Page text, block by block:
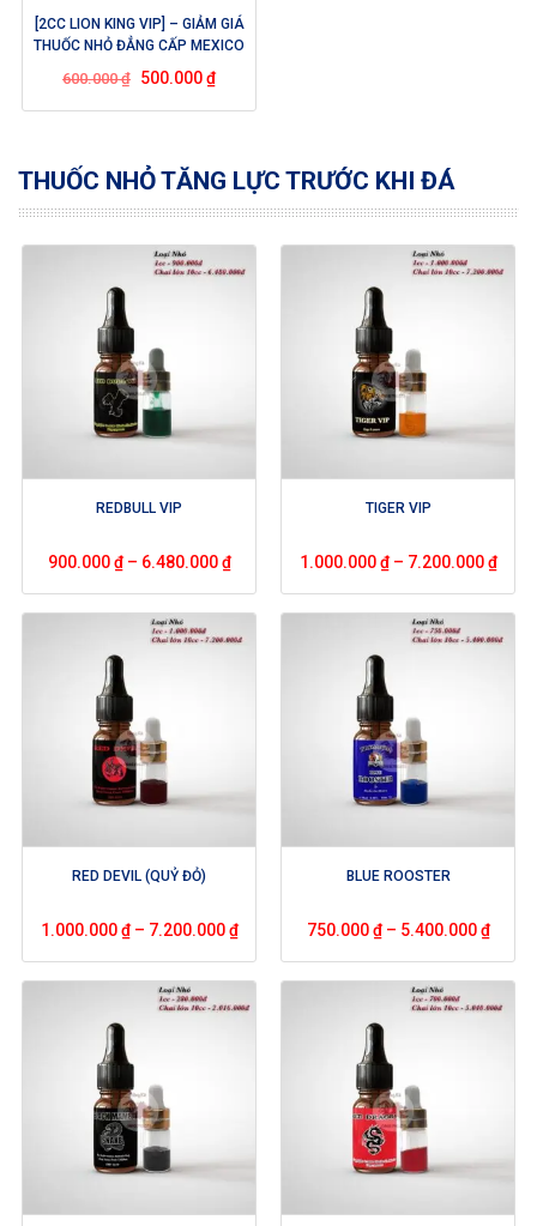
[2CC LION KING VIP] – GIẢM GIÁ
THUỐC NHỎ ĐẲNG CẤP MEXICO
600.000₫ 500.000₫
THUỐC NHỎ TĂNG LỰC TRƯỚC KHI ĐÁ
REDBULL VIP
900.000₫– 6.480.000₫
TIGER VIP
1.000.000₫– 7.200.000₫
RED DEVIL (QUỶ ĐỎ)
1.000.000₫– 7.200.000₫
BLUE ROOSTER
750.000₫– 5.400.000₫